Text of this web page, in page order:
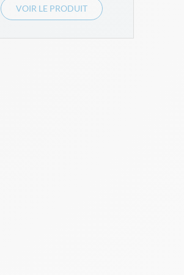
VOIR LE PRODUIT